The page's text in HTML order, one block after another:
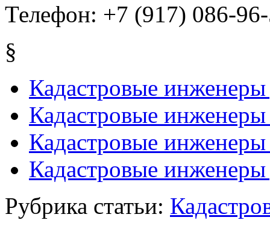
Телефон: +7 (917) 086-
§
Кадастровые
Кадастровые
Кадастровые
Кадастровые
Рубрика статьи: